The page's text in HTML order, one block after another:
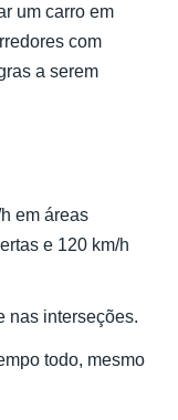
um carro em
com
a serem
em áreas
e 120 km/h
nas interseções.
todo, mesmo